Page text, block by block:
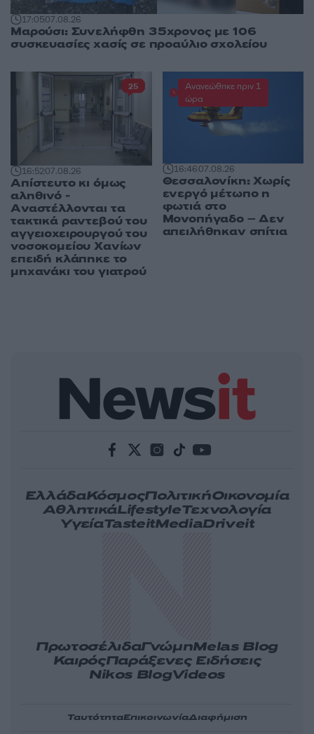
17:0507.08.26
Μαρούσι: Συνελήφθη 35χρονος με 106
συσκευασίες χασίς σε προαύλιο σχολείου
16:5207.08.26
Απίστευτο κι όμως
αληθινό -
Aναστέλλονται τα
τακτικά ραντεβού του
αγγειοχειρουργού του
νοσοκομείου Χανίων
επειδή κλάπηκε το
μηχανάκι του γιατρού
25
16:4607.08.26
Θεσσαλονίκη: Χωρίς
ενεργό μέτωπο η
φωτιά στο
Μονοπήγαδο – Δεν
απειλήθηκαν σπίτια
Ανανεώθηκε πριν 1
ώρα
ΕλλάδαΚόσμοςΠολιτικήΟικονομία
ΑθλητικάLifestyleΤεχνολογία
ΥγείαTasteitMediaDriveit
ΠρωτοσέλιδαΓνώμηMelas Blog
ΚαιρόςΠαράξενες Ειδήσεις
Nikos BlogVideos
ΤαυτότηταΕπικοινωνίαΔιαφήμιση